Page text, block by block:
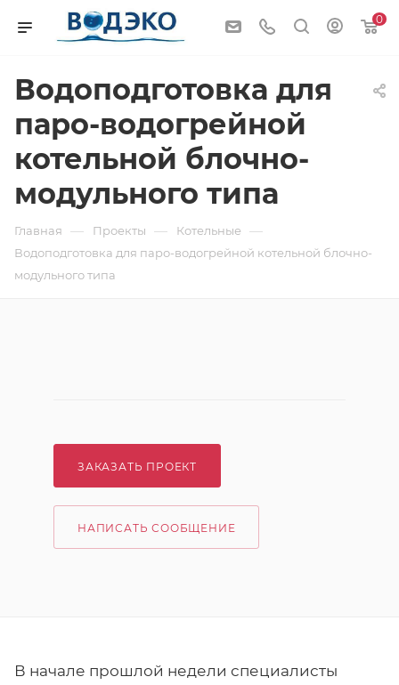
0
Водоподготовка для
паро-водогрейной
котельной блочно-
модульного типа
Главная — Проекты — Котельные —
Водоподготовка для паро-водогрейной котельной блочно-
модульного типа
ЗАКАЗАТЬ ПРОЕКТ
НАПИСАТЬ СООБЩЕНИЕ
В начале прошлой недели специалисты